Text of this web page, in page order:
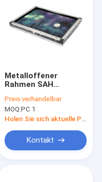
Metalloffener
Rahmen SAH
Noten-Monitor LCD
4k 15 Zoll
Preis:verhandelbar
MOQ:PC 1
Kontakt